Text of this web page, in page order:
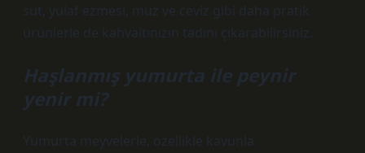
süt, yulaf ezmesi, muz ve ceviz gibi daha pratik
ürünlerle de kahvaltınızın tadını çıkarabilirsiniz.
Haşlanmış yumurta ile peynir
yenir mi?
Yumurta meyvelerle, özellikle kavunla